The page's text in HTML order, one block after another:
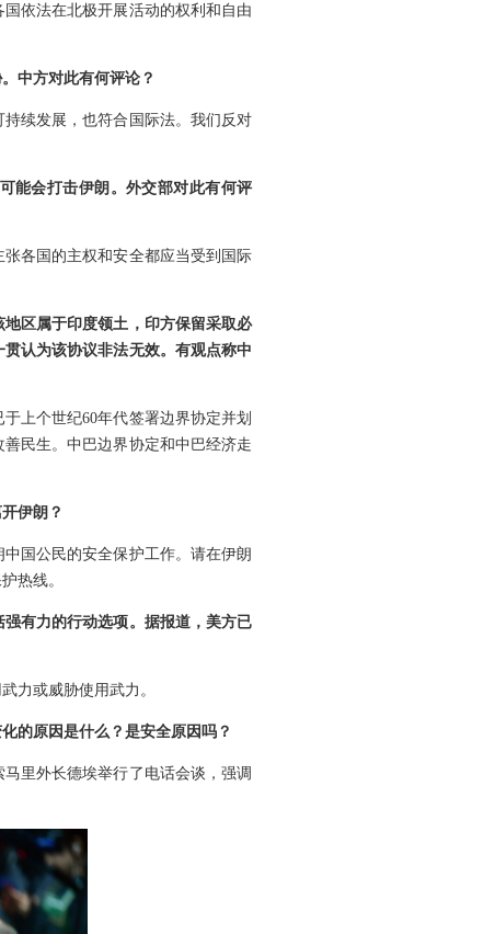
依法在北极开展活动的权利和自由
中方对此有何评论？
续发展，也符合国际法。我们反对
能会打击伊朗。外交部对此有何评
各国的主权和安全都应当受到国际
区属于印度领土，印方保留采取必
认为该协议非法无效。有观点称中
上个世纪60年代签署边界协定并划
民生。中巴边界协定和中巴经济走
伊朗？
国公民的安全保护工作。请在伊朗
热线。
有力的行动选项。据报道，美方已
力或威胁使用武力。
的原因是什么？是安全原因吗？
里外长德埃举行了电话会谈，强调